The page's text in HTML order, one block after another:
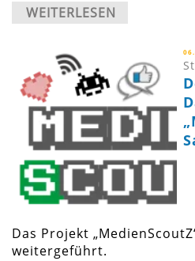
WEITERLESEN
Das Projekt
weitergeführt.